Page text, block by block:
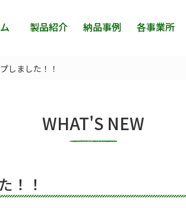
製品紹介 納品事例 各事業所
しました！！
WHAT'S NEW
！！